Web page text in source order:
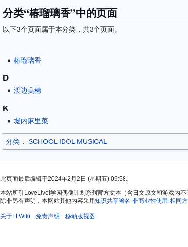
分类“椿瑠璃香”中的页面
以下3个页面属于本分类，共3个页面。
椿瑠璃香
D
渡边美穗
K
堀内麻里菜
分类 ：​ SCHOOL IDOL MUSICAL
此页面最后编辑于2024年2月2日 (星期五) 09:58。
本站所引LoveLive!学园偶像计划系列官方文本（含日文原文和游戏内
除非另有声明，本网站其他内容采用知识共享署名-非商业性使用-相同
关于LLWiki 免责声明 移动版视图